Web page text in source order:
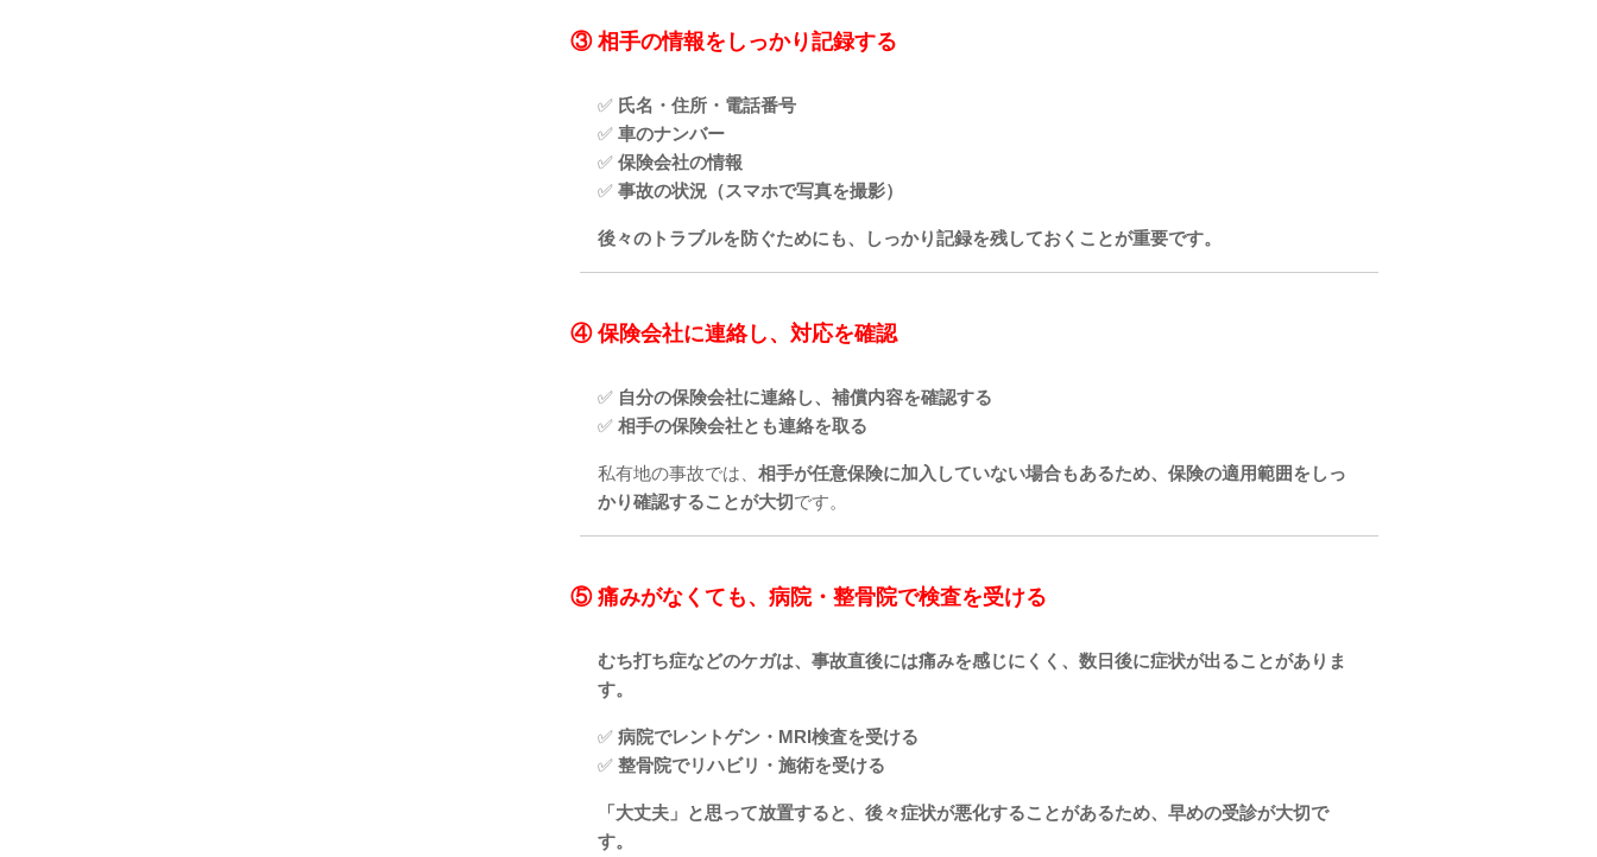
③ 相手の情報をしっかり記録する
✅ 氏名・住所・電話番号
✅ 車のナンバー
✅ 保険会社の情報
✅ 事故の状況（スマホで写真を撮影）
後々のトラブルを防ぐためにも、しっかり記録を残しておくことが重要です。
④ 保険会社に連絡し、対応を確認
✅ 自分の保険会社に連絡し、補償内容を確認する
✅ 相手の保険会社とも連絡を取る
私有地の事故では、 相手が任意保険に加入していない場合もあるため、保険の適用範囲をしっ
かり確認することが大切です。
⑤ 痛みがなくても、病院・整骨院で検査を受ける
むち打ち症などのケガは、事故直後には痛みを感じにくく、数日後に症状が出ることがありま
す。
✅ 病院でレントゲン・MRI検査を受ける
✅ 整骨院でリハビリ・施術を受ける
「大丈夫」と思って放置すると、後々症状が悪化することがあるため、早めの受診が大切で
す。